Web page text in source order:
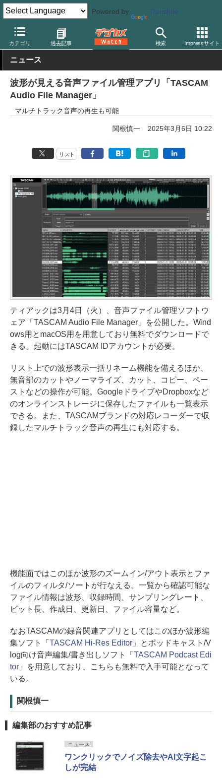
Powered by Translate
カテゴリ 過去記事 検索 Impressサイト
デジカメ Watch PC/モバイル関連 アプリ/ソフトウェア その他
ニュース
波形が見える音声ファイル管理アプリ「TASCAM
Audio File Manager」
マルチトラック音声の再生も可能
関根慎一 2025年3月6日 10:22
リスト
ティアックは3月4日（火）、音声ファイル管理ソフトウ
ェア「TASCAM Audio File Manager」を公開した。Wind
ows用とmacOS用を用意しており無料でダウンロードで
きる。起動にはTASCAM IDアカウントが必要。
リスト上での波形表示一括リネーム機能を備えるほか、
無音部のカットやノーマライズ、カット、コピー、ペー
ストなどの操作が可能。GoogleドライブやDropboxなど
のオンラインストレージに保存したファイルも一覧表示
できる。また、TASCAMブランドの対応レコーダーで収
録したマルチトラック音声の再生にも対応する。
機能面ではこのほか波形のズームイン/アウト表示とファ
イルのフィルタ/ソートが行なえる。一覧から確認可能な
ファイル情報は波形、収録時間、サンプリングレート、
ビット長、作成日、更新日、ファイル容量など。
なおTASCAMの録音関連アプリとしてはこのほか波形編
集ソフト「 TASCAM Hi-Res Editor」とポッドキャスト/V
log向け音声編集/書き出しソフト「 TASCAM Podcast Edi
tor」を用意しており、こちらも無料で入手可能となって
いる。
関根慎一
編集部のおすすめ記事
ニュース
ワンクリックでノイズ除去やAI文字起こ
しが完結